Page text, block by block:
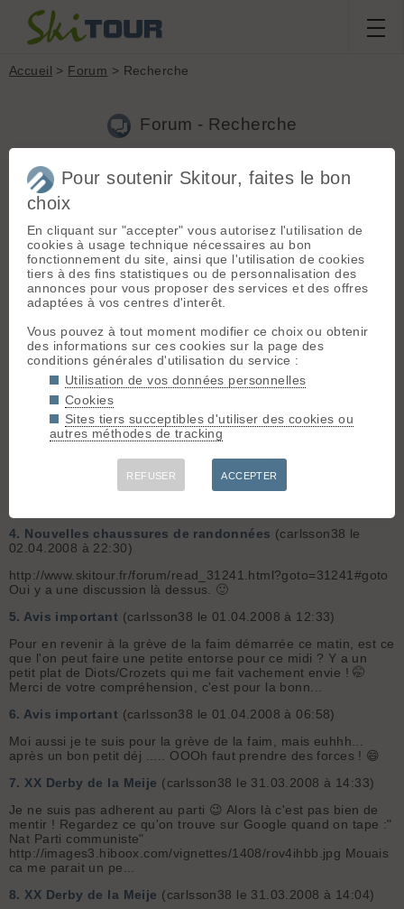
Accueil > Forum > Recherche
Forum - Recherche
Nouveau sujet|Voir tous les sujets
76 résultats
Emile Allais(carlsson38 le 18.05.2008 à 08:02)
Kayaski, je sais que les points négatifs prennent toujours le
dessus partout, mais je suis convaincu que si il n'y avait pas eu
cet essort du ski, on en serait encore à l'age de pierre dans
nos contrées. Quid des villes, des routes d'accès, des...
Emile Allais(carlsson38 le 17.05.2008 à 18:55)
Une petite citation de ce skieur, Ben en fait, c'est pas n'importe
quel skieur justement. C'est l'inventeur du ski moderne. Donc
c'est normal qu'il n'ait qu'une vision commerciale des choses. A
son époque, nous autres pauvres habitants des mo...
Motoneige(carlsson38 le 28.04.2008 à 10:28)
Mode " PLAISANTERIE ENCLENCHEE " Je crois que je vais
militer pour l'utilisation de lance roquettes dans la Gendarmerie
nationale. Il doit bien exister une version de l'EC145 avec porte
4. Nouvelles chaussures de randonnées (carlsson38 le
02.04.2008 à 22:30)
http://www.skitour.fr/forum/read_31241.html?goto=31241#goto
Oui y a une discussion là dessus. 🙂
5. Avis important (carlsson38 le 01.04.2008 à 12:33)
Pour en revenir à la grève de la faim démarrée ce matin, est ce
que l'on peut faire une petite entorse pour ce midi ? Y a un
petit plat de Diots/Crozets qui me fait vachement envie ! 🤭
Merci de votre compréhension, c'est pour la bonn...
6. Avis important (carlsson38 le 01.04.2008 à 06:58)
Moi aussi je te suis pour la grève de la faim, mais euhhh...
après un bon petit déj ..... OOOh faut prendre des forces ! 😄
7. XX Derby de la Meije (carlsson38 le 31.03.2008 à 14:33)
Je ne suis pas adherent au parti 😉 Alors là c'est pas bien de
mentir ! Regardez ce qu'on trouve sur Google quand on tape :"
Nat Parti communiste"
http://images3.hiboox.com/vignettes/1408/rov4ihbb.jpg Mouais
ca me parait un pe...
8. XX Derby de la Meije (carlsson38 le 31.03.2008 à 14:04)
Pour soutenir Skitour, faites le bon
choix
En cliquant sur "accepter" vous autorisez l'utilisation de
cookies à usage technique nécessaires au bon
fonctionnement du site, ainsi que l'utilisation de cookies
tiers à des fins statistiques ou de personnalisation des
annonces pour vous proposer des services et des offres
adaptées à vos centres d'interêt.
Vous pouvez à tout moment modifier ce choix ou obtenir
des informations sur ces cookies sur la page des
conditions générales d'utilisation du service :
Utilisation de vos données personnelles
Cookies
Sites tiers succeptibles d'utiliser des cookies ou
autres méthodes de tracking
REFUSER ACCEPTER